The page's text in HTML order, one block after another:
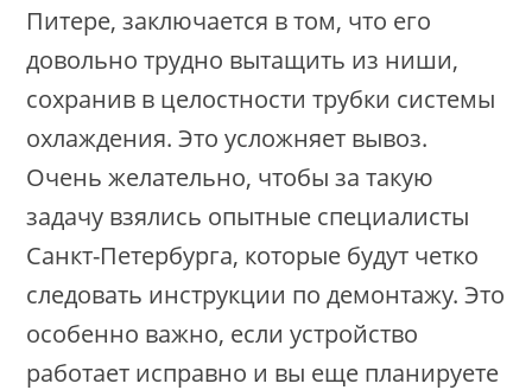
Питере, заключается в том, что его
довольно трудно вытащить из ниши,
сохранив в целостности трубки системы
охлаждения. Это усложняет вывоз.
Очень желательно, чтобы за такую
задачу взялись опытные специалисты
Санкт-Петербурга, которые будут четко
следовать инструкции по демонтажу. Это
особенно важно, если устройство
работает исправно и вы еще планируете